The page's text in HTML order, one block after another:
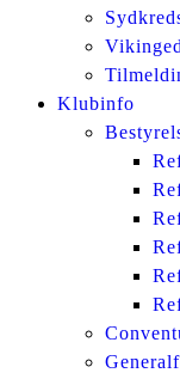
Klubinfo